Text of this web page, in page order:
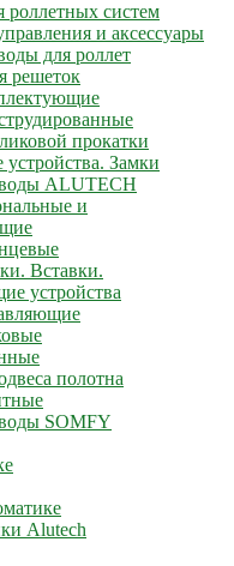
роллетных систем
и аксессуары
для роллет
решеток
прокатки
Замки
ALUTECH
и
Вставки.
устройства
полотна
SOMFY
Alutech